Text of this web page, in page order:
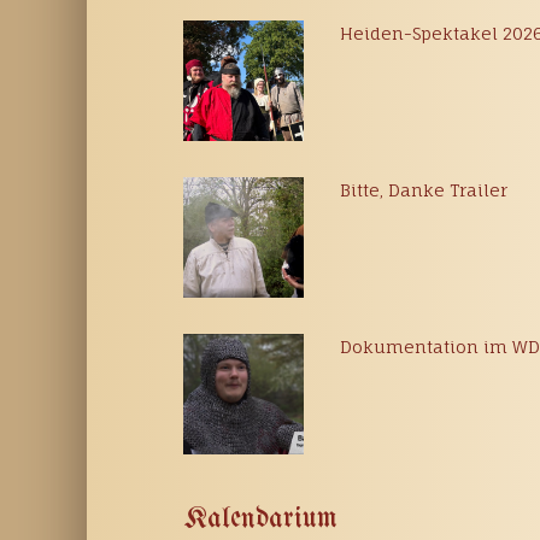
Heiden-Spektakel
Bitte, Danke Trailer
Dokumentation im
Kalendarium